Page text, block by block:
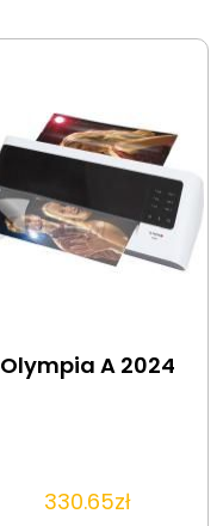
Olympia A 2024
330.65zł